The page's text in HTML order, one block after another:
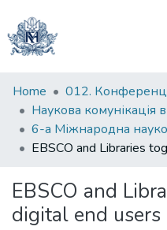
Communities
&
Collections
Statistics
Home
EBSCO and
digital end users